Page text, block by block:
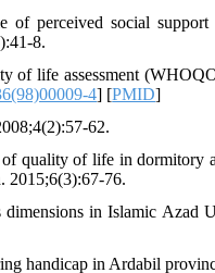
of perceived social
8.
life assessment
4] [PMID]
62.
quality of life in dormitory
2015;6(3):67-76.
in Islamic Azad
handicap in Ardabil